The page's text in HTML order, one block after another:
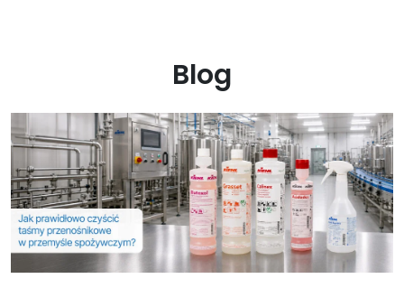
Blog